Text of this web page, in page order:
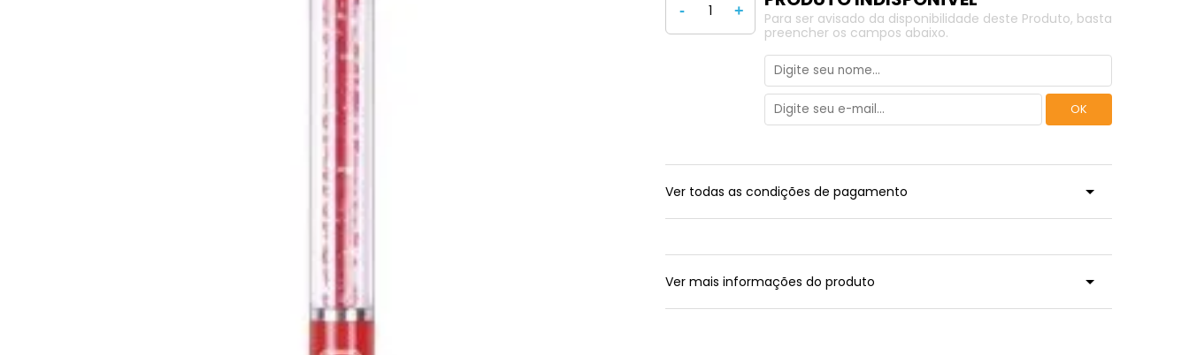
- +
Para ser avisado da disponibilidade deste Produto, basta
preencher os campos abaixo.
Ver todas as condições de pagamento
Ver mais informações do produto